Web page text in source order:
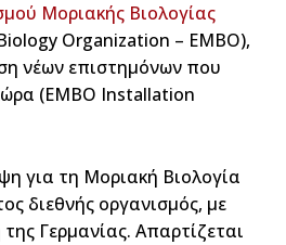
Μοριακής Βιολογίας
Organization – EMBO),
νέων επιστημόνων που
(EMBO Installation
για τη Μοριακή Βιολογία
διεθνής οργανισμός, με
Γερμανίας. Απαρτίζεται